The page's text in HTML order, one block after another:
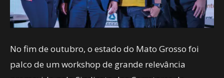
No fim de outubro, o estado do Mato Grosso foi
palco de um workshop de grande relevância